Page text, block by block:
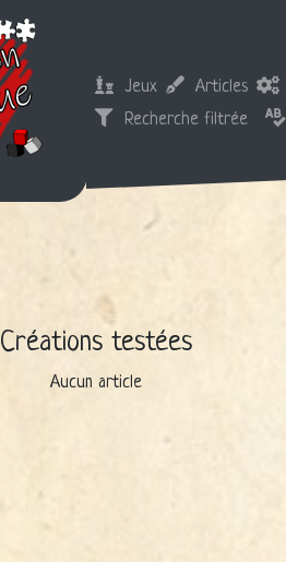
Jeux Articles
Recherche filtrée
Créations testées
Aucun article